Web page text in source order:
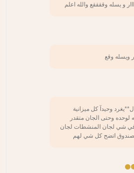
و يسله وققققع والله اعلم
ويسله وقع
وحيدآ كل ميزانية
لوحده وحتى الجان متقدر
شي لجان المنشطات لجان
اتضح كل شي لهم